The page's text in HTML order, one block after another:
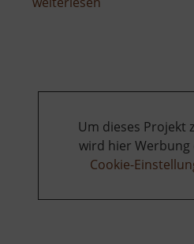
Um dieses Projekt
wird hier Werbung
Cookie-